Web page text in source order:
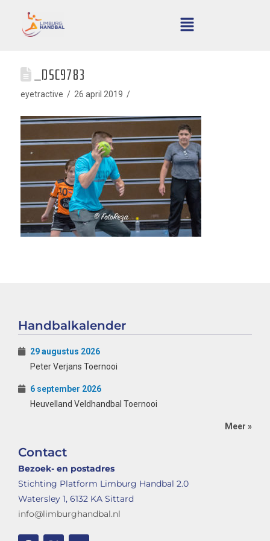
_DSC9783
eyetractive 26 april 2019
Handbalkalender
29 augustus 2026
Peter Verjans Toernooi
6 september 2026
Heuvelland Veldhandbal Toernooi
Meer »
Contact
Bezoek- en postadres
Stichting Platform Limburg Handbal 2.0
Watersley 1, 6132 KA Sittard
info@limburghandbal.nl